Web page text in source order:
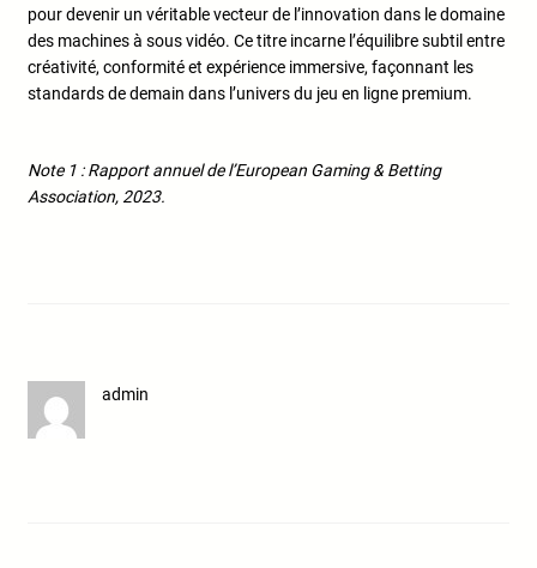
pour devenir un véritable vecteur de l’innovation dans le domaine
des machines à sous vidéo. Ce titre incarne l’équilibre subtil entre
créativité, conformité et expérience immersive, façonnant les
standards de demain dans l’univers du jeu en ligne premium.
Note 1 : Rapport annuel de l’European Gaming & Betting
Association, 2023.
admin